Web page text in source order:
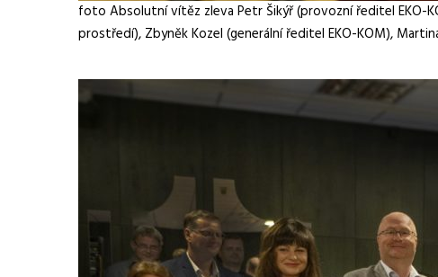
foto Absolutní vítěz zleva Petr Šikýř (provozní ředitel EKO-
prostředí), Zbyněk Kozel (generální ředitel EKO-KOM),